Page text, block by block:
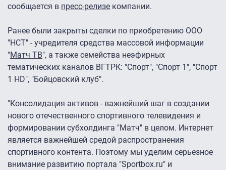
сообщается в пресс-релизе компании.
Ранее были закрыты сделки по приобретению ООО
"НСТ" - учредителя средства массовой информации
"Матч ТВ", а также семейства неэфирных
тематических каналов ВГТРК: "Спорт", "Спорт 1", "Спорт
1 HD", "Бойцовский клуб".
"Консолидация активов - важнейший шаг в создании
нового отечественного спортивного телевидения и
формировании субхолдинга "Матч" в целом. Интернет
является важнейшей средой распространения
спортивного контента. Поэтому мы уделим серьезное
внимание развитию портала "Sportbox.ru" и